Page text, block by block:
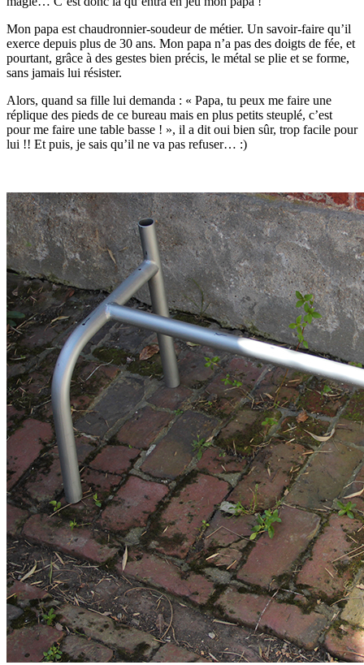
Mon papa est chaudronnier-soudeur de métier. Un savoir-faire qu’il
exerce depuis plus de 30 ans. Mon papa n’a pas des doigts de fée, et
pourtant, grâce à des gestes bien précis, le métal se plie et se forme,
sans jamais lui résister.
Alors, quand sa fille lui demanda : « Papa, tu peux me faire une
réplique des pieds de ce bureau mais en plus petits steuplé, c’est
pour me faire une table basse ! », il a dit oui bien sûr, trop facile pour
lui !! Et puis, je sais qu’il ne va pas refuser… :)